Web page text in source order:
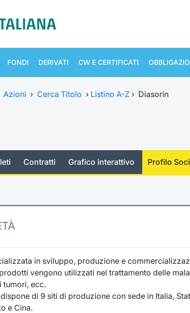
FONDI DERIVATI CW E CERTIFICATI
Azioni › Cerca Titolo › Listino A-Z › Diasorin
Contratti Grafico interattivo Profilo
in sviluppo, produzione e
vengono utilizzati nel trattamento delle
tumori, ecc.
di 9 siti di produzione con sede in Italia,
e Cina.